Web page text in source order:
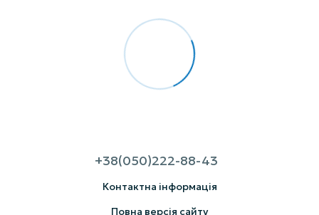
+38(050)222-88-43
Контактна інформація
Повна версія сайту